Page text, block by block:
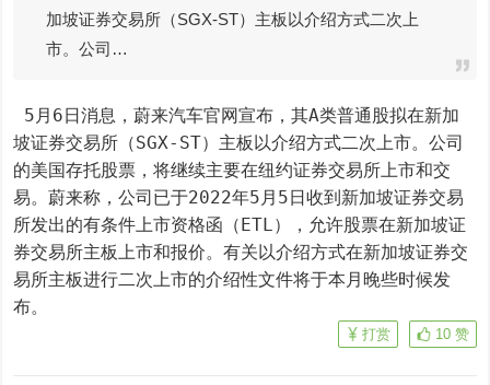
加坡证券交易所（SGX-ST）主板以介绍方式二次上
市。公司…
5月6日消息，蔚来汽车官网宣布，其A类普通股拟在新加
坡证券交易所（SGX-ST）主板以介绍方式二次上市。公司
的美国存托股票，将继续主要在纽约证券交易所上市和交
易。蔚来称，公司已于2022年5月5日收到新加坡证券交易
所发出的有条件上市资格函（ETL），允许股票在新加坡证
券交易所主板上市和报价。有关以介绍方式在新加坡证券交
易所主板进行二次上市的介绍性文件将于本月晚些时候发
布。
10 赞
打赏